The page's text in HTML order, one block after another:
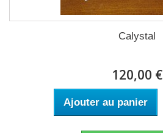
Calystal
120,00 €
Ajouter au panier